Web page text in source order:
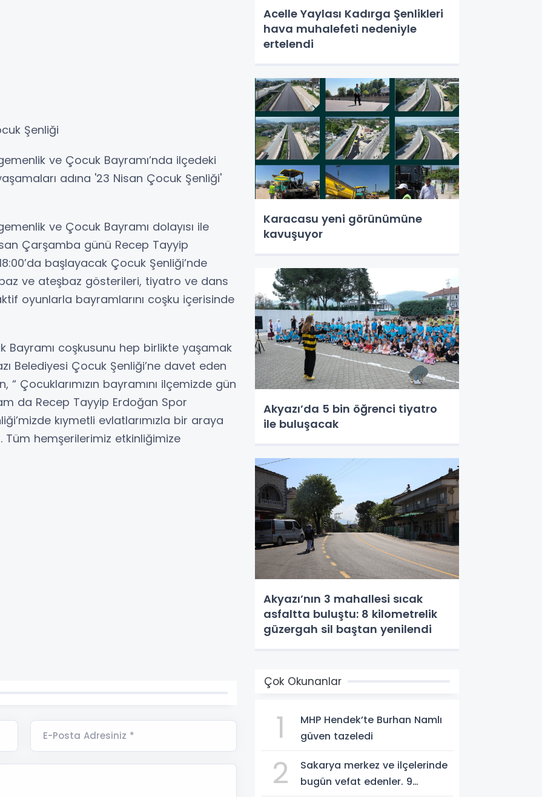
Şenliği
ve Çocuk Bayramı’nda ilçedeki
adına '23 Nisan Çocuk Şenliği'
ve Çocuk Bayramı dolayısı ile
Çarşamba günü Recep Tayyip
başlayacak Çocuk Şenliği’nde
ve ateşbaz gösterileri, tiyatro ve dans
oyunlarla bayramlarını coşku içerisinde
Bayramı coşkusunu hep birlikte yaşamak
Belediyesi Çocuk Şenliği’ne davet eden
“ Çocuklarımızın bayramını ilçemizde gün
da Recep Tayyip Erdoğan Spor
kıymetli evlatlarımızla bir araya
Tüm hemşerilerimiz etkinliğimize
E-Posta Adresiniz *
Acelle Yaylası Kadırga Şenlikleri
hava muhalefeti nedeniyle
ertelendi
Karacasu yeni görünümüne
kavuşuyor
Akyazı’da 5 bin öğrenci tiyatro
ile buluşacak
Akyazı’nın 3 mahallesi sıcak
asfaltta buluştu: 8 kilometrelik
güzergah sil baştan yenilendi
Çok Okunanlar
1
MHP Hendek’te Burhan Namlı
güven tazeledi
2
Sakarya merkez ve ilçelerinde
bugün vefat edenler. 9